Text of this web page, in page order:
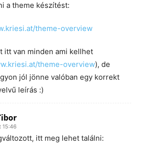
a theme készítést:
theme-overview
itt van minden ami kellhet
theme-overview), de
jól jönne valóban egy korrekt
leírás :)
15:46
itt meg lehet találni: